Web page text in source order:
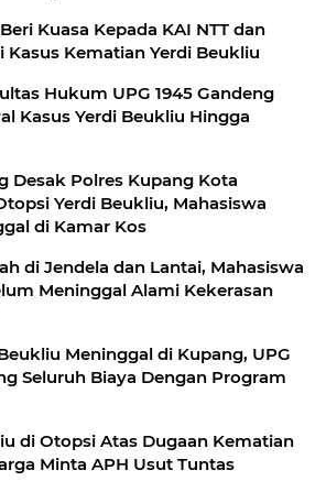
Kuasa Kepada KAI NTT dan
Kasus Kematian Yerdi Beukliu
Kasus Yerdi Beukliu Hingga
Desak Polres Kupang Kota
Yerdi Beukliu, Mahasiswa
di Kamar Kos
di Jendela dan Lantai, Mahasiswa
Meninggal Alami Kekerasan
Meninggal di Kupang, UPG
Seluruh Biaya Dengan Program
di Otopsi Atas Dugaan Kematian
Minta APH Usut Tuntas